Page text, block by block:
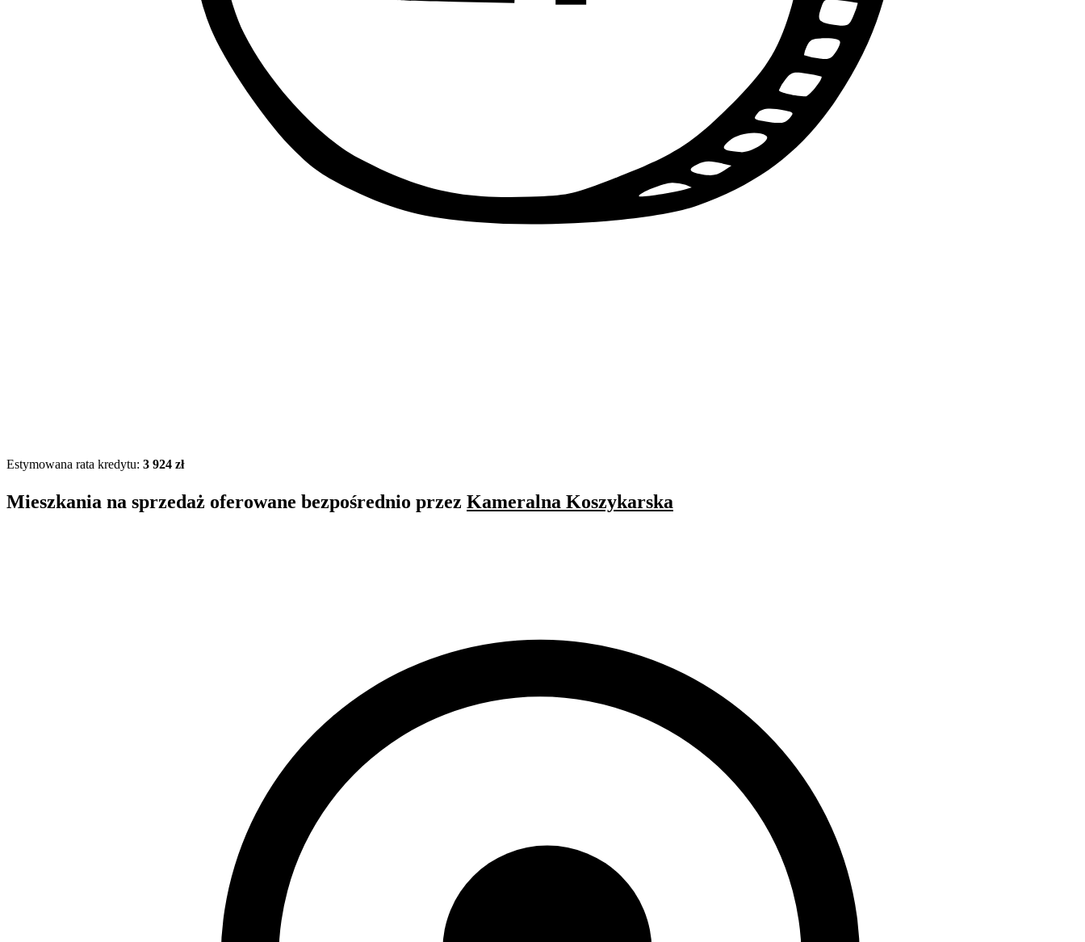
Estymowana rata kredytu: 3 924 zł
Mieszkania na sprzedaż oferowane bezpośrednio przez Kameralna Koszykarska